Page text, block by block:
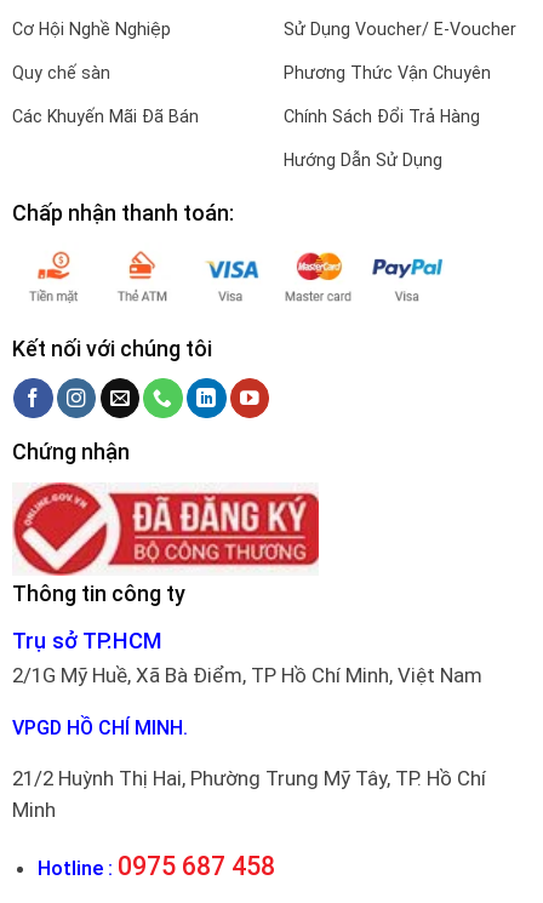
Cơ Hội Nghề Nghiệp
Quy chế sàn
Các Khuyến Mãi Đã Bán
Sử Dụng Voucher/ E-Voucher
Phương Thức Vận Chuyên
Chính Sách Đổi Trả Hàng
Hướng Dẫn Sử Dụng
Chấp nhận thanh toán:
Kết nối với chúng tôi
Chứng nhận
Thông tin công ty
Trụ sở TP.HCM
2/1G Mỹ Huề, Xã Bà Điểm, TP Hồ Chí Minh, Việt Nam
VPGD HỒ CHÍ MINH.
21/2 Huỳnh Thị Hai, Phường Trung Mỹ Tây, TP. Hồ Chí
Minh
Hotline : 0975 687 458